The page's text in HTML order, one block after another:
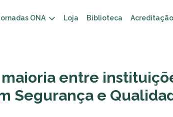
ONA Loja Biblioteca Acreditação
maioria entre
Segurança e